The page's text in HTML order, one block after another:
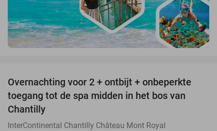
25%
Overnachting voor 2 + ontbijt + onbeperkte
toegang tot de spa midden in het bos van
Chantilly
InterContinental Chantilly Château Mont Royal